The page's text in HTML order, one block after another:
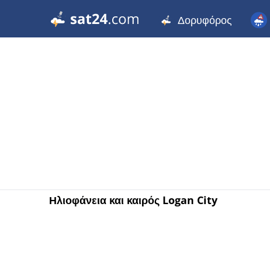
Δορυφόρος
Ηλιοφάνεια και καιρός Logan City